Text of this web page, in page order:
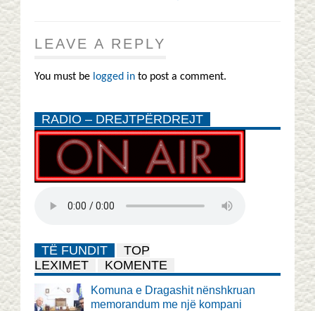
LEAVE A REPLY
You must be logged in to post a comment.
RADIO – DREJTPËRDREJT
TË FUNDIT
TOP
LEXIMET
KOMENTE
Komuna e Dragashit nënshkruan
memorandum me një kompani